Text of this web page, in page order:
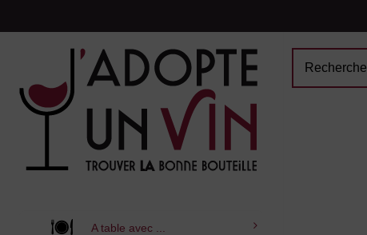
A table avec ...